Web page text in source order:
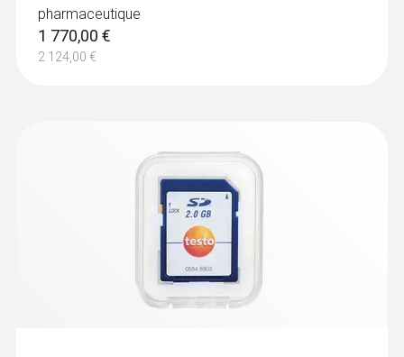
pharmaceutique
1 770,00 €
2 124,00 €